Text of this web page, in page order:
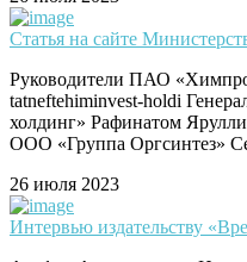
Статья на сайте
Руководители ПАО
tatneftehiminvest-holdi
холдинг» Рафинатом
ООО «Группа Оргсинтез»
26 июля 2023
Интервью издательству